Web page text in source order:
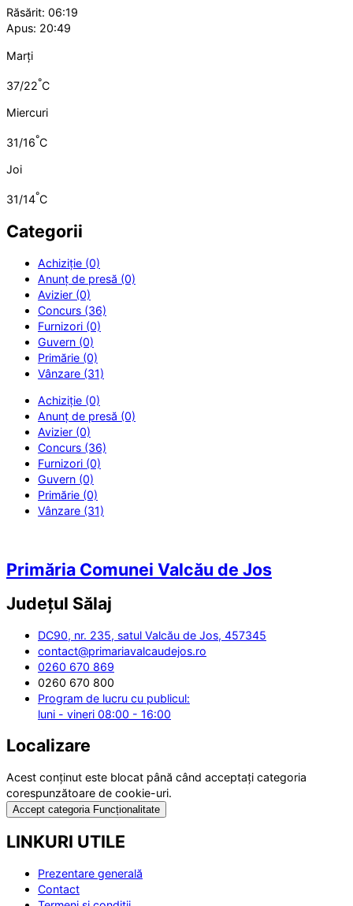
Răsărit: 06:19
Apus: 20:49
Marți
37/22°C
Miercuri
31/16°C
Joi
31/14°C
Categorii
Achiziție (0)
Anunț de presă (0)
Avizier (0)
Concurs (36)
Furnizori (0)
Guvern (0)
Primărie (0)
Vânzare (31)
Achiziție (0)
Anunț de presă (0)
Avizier (0)
Concurs (36)
Furnizori (0)
Guvern (0)
Primărie (0)
Vânzare (31)
Primăria Comunei Valcău de Jos
Județul Sălaj
DC90, nr. 235, satul Valcău de Jos, 457345
contact@primariavalcaudejos.ro
0260 670 869
0260 670 800
Program de lucru cu publicul:
luni - vineri 08:00 - 16:00
Localizare
Acest conținut este blocat până când acceptați categoria
corespunzătoare de cookie-uri.
Accept categoria Funcționalitate
LINKURI UTILE
Prezentare generală
Contact